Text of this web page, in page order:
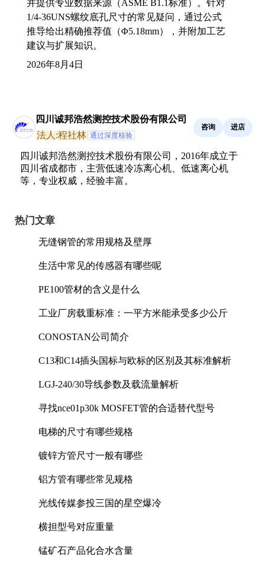
并提供专业数据来源（ASME B1.1标准）。针对
1/4-36UNS螺纹底孔尺寸的常见疑问，通过公式
推导给出精确推荐值（Φ5.18mm），并附加工艺
建议与扩展知识。
2026年8月4日
四川诚邦浩然测控技术股份有限公司
法人:程社林 通过深度核验
咨询 进店
四川诚邦浩然测控技术股份有限公司，2016年成立于
四川省成都市，主营低速冷冻离心机、低速离心机
等，专业权威，经验丰富。
热门文章
无缝钢管的常用规格及壁厚
生活中常见的传感器有哪些呢
PE100管材的含义是什么
工业厂房载重标准：一平方米能承受多少公斤
CONOSTAN公司简介
C13和C14插头国标与欧标的区别及其标准解析
LGJ-240/30导线参数及载流量解析
寻找nce01p30k MOSFET管的合适替代型号
电梯的尺寸有哪些规格
镀锌方管尺寸一般有哪些
铝方管有哪些常见规格
光线传媒参投三国的星空爆冷
横担型号对应重量
锰矿石产品化合水含量